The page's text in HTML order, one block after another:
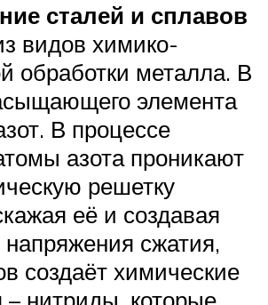
сталей и сплавов
видов химико-
обработки металла. В
элемента
В процессе
азота проникают
решетку
её и создавая
напряжения сжатия,
создаёт химические